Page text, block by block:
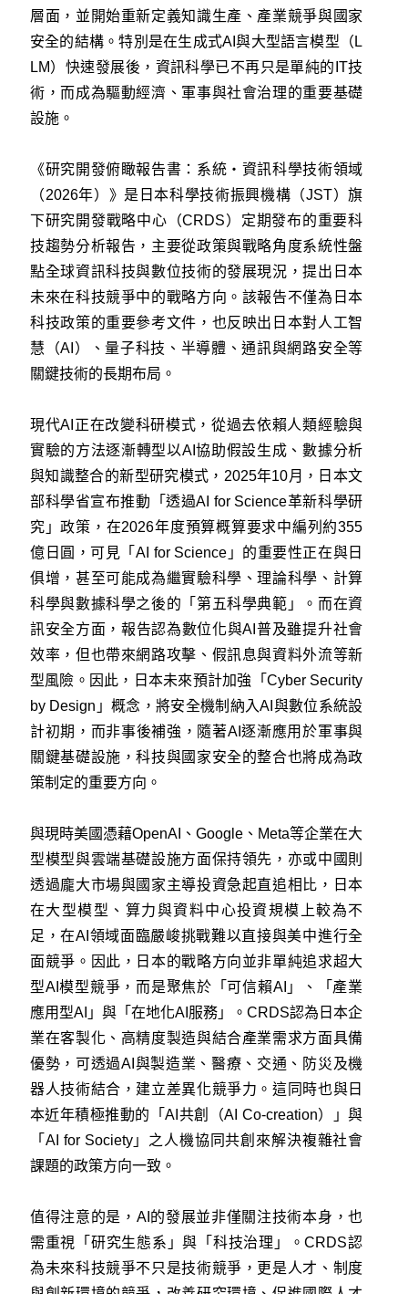
層面，並開始重新定義知識生產、產業競爭與國家
安全的結構。特別是在生成式AI與大型語言模型（L
LM）快速發展後，資訊科學已不再只是單純的IT技
術，而成為驅動經濟、軍事與社會治理的重要基礎
設施。
《研究開發俯瞰報告書：系統・資訊科學技術領域
（2026年）》是日本科學技術振興機構（JST）旗
下研究開發戰略中心（CRDS）定期發布的重要科
技趨勢分析報告，主要從政策與戰略角度系統性盤
點全球資訊科技與數位技術的發展現況，提出日本
未來在科技競爭中的戰略方向。該報告不僅為日本
科技政策的重要參考文件，也反映出日本對人工智
慧（AI）、量子科技、半導體、通訊與網路安全等
關鍵技術的長期布局。
現代AI正在改變科研模式，從過去依賴人類經驗與
實驗的方法逐漸轉型以AI協助假設生成、數據分析
與知識整合的新型研究模式，2025年10月，日本文
部科學省宣布推動「透過AI for Science革新科學研
究」政策，在2026年度預算概算要求中編列約355
億日圓，可見「AI for Science」的重要性正在與日
俱增，甚至可能成為繼實驗科學、理論科學、計算
科學與數據科學之後的「第五科學典範」。而在資
訊安全方面，報告認為數位化與AI普及雖提升社會
效率，但也帶來網路攻擊、假訊息與資料外流等新
型風險。因此，日本未來預計加強「Cyber Security
by Design」概念，將安全機制納入AI與數位系統設
計初期，而非事後補強，隨著AI逐漸應用於軍事與
關鍵基礎設施，科技與國家安全的整合也將成為政
策制定的重要方向。
與現時美國憑藉OpenAI、Google、Meta等企業在大
型模型與雲端基礎設施方面保持領先，亦或中國則
透過龐大市場與國家主導投資急起直追相比，日本
在大型模型、算力與資料中心投資規模上較為不
足，在AI領域面臨嚴峻挑戰難以直接與美中進行全
面競爭。因此，日本的戰略方向並非單純追求超大
型AI模型競爭，而是聚焦於「可信賴AI」、「產業
應用型AI」與「在地化AI服務」。CRDS認為日本企
業在客製化、高精度製造與結合產業需求方面具備
優勢，可透過AI與製造業、醫療、交通、防災及機
器人技術結合，建立差異化競爭力。這同時也與日
本近年積極推動的「AI共創（AI Co-creation）」與
「AI for Society」之人機協同共創來解決複雜社會
課題的政策方向一致。
值得注意的是，AI的發展並非僅關注技術本身，也
需重視「研究生態系」與「科技治理」。CRDS認
為未來科技競爭不只是技術競爭，更是人才、制度